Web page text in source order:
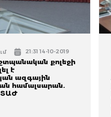
21:31 14-10-2019
քոլեջի
է
ազգային
համալսարան.